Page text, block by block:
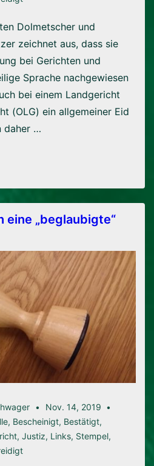
Dolmetscher und
zeichnet aus, dass sie
bei Gerichten und
Sprache nachgewiesen
bei einem Landgericht
(OLG) ein allgemeiner Eid
daher …
eine „beglaubigte“
Nov. 14, 2019
, Bescheinigt, Bestätigt,
, Justiz, Links, Stempel,